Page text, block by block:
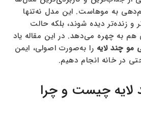
به موهاست. این مدل نه‌تنها
زنده‌تر دیده شوند، بلکه حالت
به چهره می‌دهد. در این مقاله یاد
مو چند لایه را به‌صورت اصولی، ایمن
در خانه انجام دهیم.
لایه چیست و چرا